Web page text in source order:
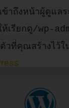
ข้าถึงหน้าผู้ดูแล
ห้เรียกดู/wp-
วที่คุณสร้างไว้